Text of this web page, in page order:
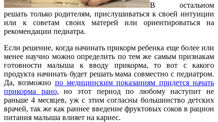
В остальном
решать только родителям, прислушиваться к своей интуиции
или к советам своих матерей или ориентироваться на
рекомендации педиатра.
Если решение, когда начинать прикорм ребенка еще более или
менее научно можно определить по тем же самым признакам
готовности малыша к вводу прикорма, то вот с какого
продукта начинать будет решать мама совместно с педиатром.
Да, возможно по медицинским показаниям придется начать
прикорма рано, но этот период по любому наступит не
раньше 4 месяцев, уж с этим согласны большинство детских
врачей, так же как раннее введение фруктовых соков в рацион
питания малыша влияет на кариес.